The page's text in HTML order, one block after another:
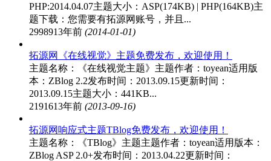
PHP:2014.04.07主题大小：ASP(174KB) | PHP(164KB)主
题下载：您需要有拓源网账号，并且...
2998913年前 (2014-01-01)
拓源网《在线视觉》主题免费发布，欢迎使用！
主题名称：《在线视觉主题》主题作者：toyean适用版
本：ZBlog 2.2发布时间：2013.09.15更新时间：
2013.09.15主题大小：441KB...
2191613年前 (2013-09-16)
拓源网响应式主题TBlog免费发布，欢迎使用！
主题名称：《TBlog》主题主题作者：toyean适用版本：
ZBlog ASP 2.0+发布时间：2013.04.22更新时间：